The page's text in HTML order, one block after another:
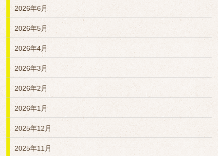
2026年6月
2026年5月
2026年4月
2026年3月
2026年2月
2026年1月
2025年12月
2025年11月